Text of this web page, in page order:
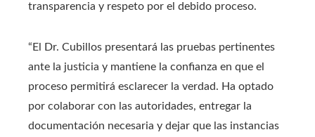
transparencia y respeto por el debido proceso.
“El Dr. Cubillos presentará las pruebas pertinentes
ante la justicia y mantiene la confianza en que el
proceso permitirá esclarecer la verdad. Ha optado
por colaborar con las autoridades, entregar la
documentación necesaria y dejar que las instancias